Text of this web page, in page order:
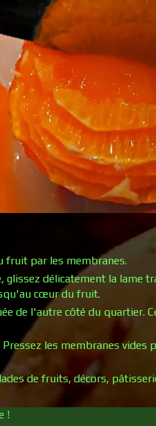
fruit par les membranes.
délicatement la lame
cœur du fruit.
de l'autre côté du quartier.
les membranes vides
de fruits, décors,
!